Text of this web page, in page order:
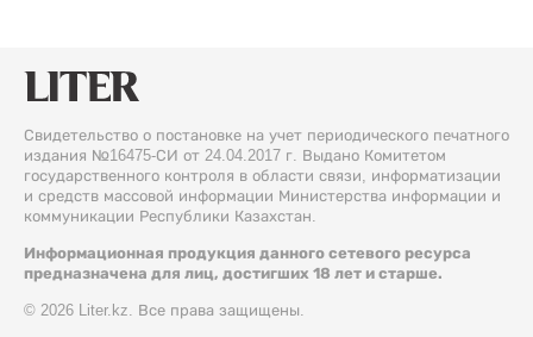
Свидетельство о постановке на учет периодического печатного
издания №16475-СИ от 24.04.2017 г. Выдано Комитетом
государственного контроля в области связи, информатизации
и средств массовой информации Министерства информации и
коммуникации Республики Казахстан.
Информационная продукция данного сетевого ресурса
предназначена для лиц, достигших 18 лет и старше.
© 2026 Liter.kz. Все права защищены.